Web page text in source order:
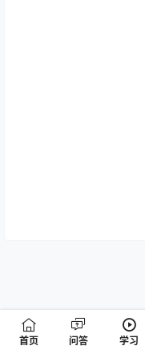
首页 问答 学习